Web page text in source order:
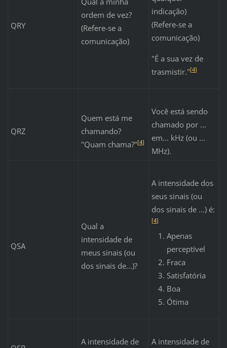
QRY
ordem de vez?
(Refere-se a
comunicação)
indicação)
(Refere-se a
comunicação)
"É a sua vez de
trasmistir."[4]
QRZ
Quem está me
chamando?
"Quam chama?"[4]
Você está sendo
chamado por ...
em... kHz (ou ...
MHz).
QSA
Qual a
intensidade de
meus sinais (ou
dos sinais de...)?
A intensidade dos
seus sinais (ou
dos sinais de ...) é:
[4]
Apenas
perceptível
Fraca
Satisfatória
Boa
Ótima
A intensidade de A intensidade de